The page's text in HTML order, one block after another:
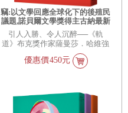
竊:以文學回應全球化下的後殖民
議題,諾貝爾文學獎得主古納最新
長篇小說
引人入勝、令人沉醉──《軌
道》布克獎作家薩曼莎．哈維強
優惠價450元